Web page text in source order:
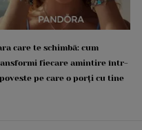
care te schimbă: cum
fiecare amintire într-
pe care o porți cu tine